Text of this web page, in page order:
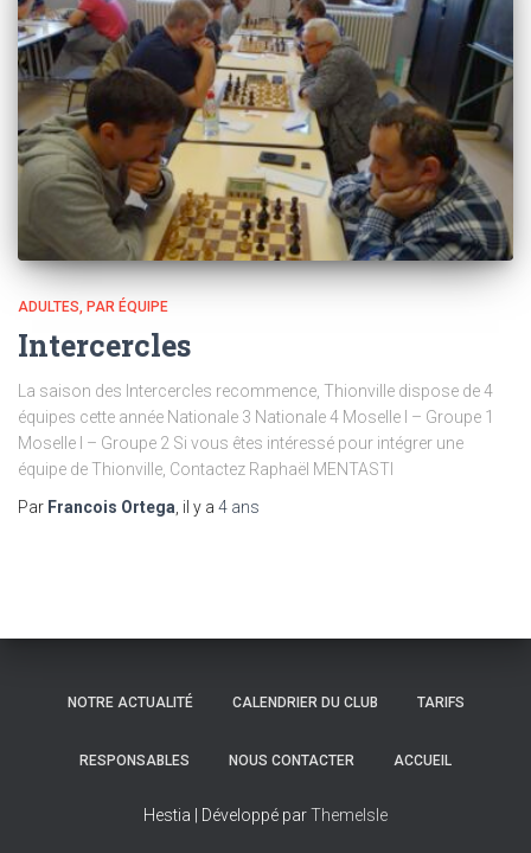
ADULTES PAR ÉQUIPE
Intercercles
La saison des Intercercles recommence, Thionville dispose de 4
équipes cette année Nationale 3 Nationale 4 Moselle I – Groupe 1
Moselle I – Groupe 2 Si vous êtes intéressé pour intégrer une
équipe de Thionville, Contactez Raphaël MENTASTI
Par Francois Ortega, il y a 4 ans
NOTRE ACTUALITÉ CALENDRIER DU CLUB TARIFS
RESPONSABLES NOUS CONTACTER ACCUEIL
Hestia | Développé parThemeIsle